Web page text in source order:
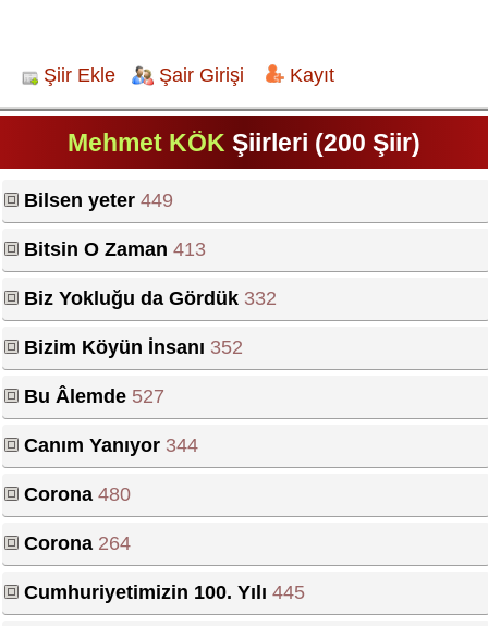
Şiir Ekle Şair Girişi Kayıt
Mehmet KÖK Şiirleri (200 Şiir)
Bilsen yeter 449
Bitsin O Zaman 413
Biz Yokluğu da Gördük 332
Bizim Köyün İnsanı 352
Bu Âlemde 527
Canım Yanıyor 344
Corona 480
Corona 264
Cumhuriyetimizin 100. Yılı 445